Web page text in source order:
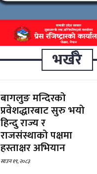
भर्खरै
बागलुङ मन्दिरको
प्रवेशद्धारबाट सुरु भयो
हिन्दु राज्य र
राजसंस्थाको पक्षमा
हस्ताक्षर अभियान
साउन १९, २०८३